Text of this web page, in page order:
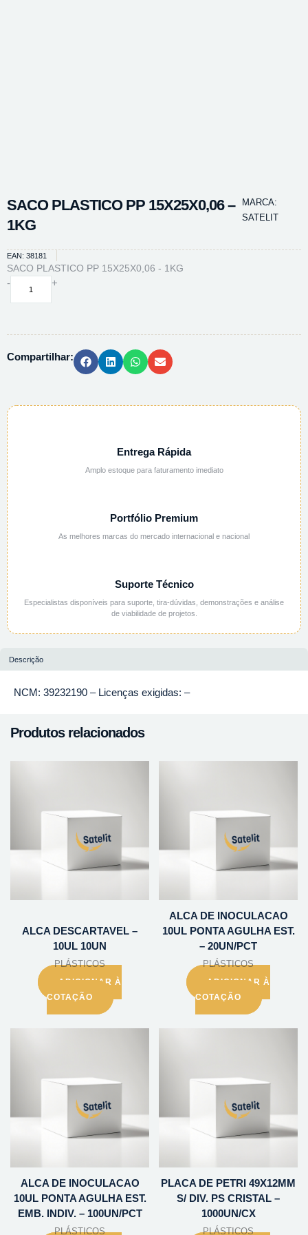
SACO PLASTICO PP 15X25X0,06 –
1KG
MARCA:
SATELIT
EAN: 38181
SACO PLASTICO PP 15X25X0,06 - 1KG
-
SACO
1KG
+
Compartilhar:
Entrega Rápida
Amplo estoque para faturamento imediato
Portfólio Premium
As melhores marcas do mercado internacional e nacional
Suporte Técnico
Especialistas disponíveis para suporte, tira-dúvidas, demonstrações e análise
de viabilidade de projetos.
Descrição
NCM: 39232190 – Licenças exigidas: –
Produtos relacionados
ALCA DESCARTAVEL –
10UL 10UN
PLÁSTICOS
ADICIONAR À
COTAÇÃO
ALCA DE INOCULACAO
10UL PONTA AGULHA EST.
– 20UN/PCT
PLÁSTICOS
ADICIONAR À
COTAÇÃO
ALCA DE INOCULACAO
10UL PONTA AGULHA EST.
EMB. INDIV. – 100UN/PCT
PLÁSTICOS
PLACA DE PETRI 49X12MM
S/ DIV. PS CRISTAL –
1000UN/CX
PLÁSTICOS